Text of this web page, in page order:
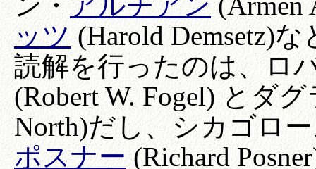
ッツ(Harold Demsetz)
読解を行ったのは、ロ
(Robert W. Fogel) とダ
North)だし、シカゴロ
ポスナー(Richard